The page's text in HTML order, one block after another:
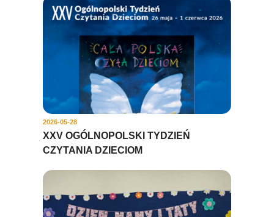
2026-05-28
XXV OGÓLNOPOLSKI TYDZIEŃ
CZYTANIA DZIECIOM